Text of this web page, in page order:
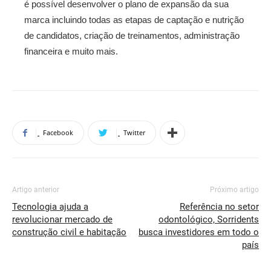
é possível desenvolver o plano de expansão da sua
marca incluindo todas as etapas de captação e nutrição
de candidatos, criação de treinamentos, administração
financeira e muito mais.
Facebook Twitter
Artigo anterior
Tecnologia ajuda a
revolucionar mercado de
construção civil e habitação
Próximo artigo
Referência no setor
odontológico, Sorridents
busca investidores em todo o
país